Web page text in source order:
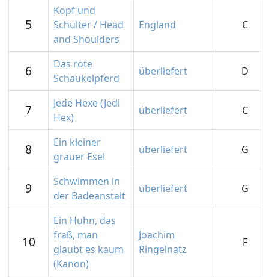
5
Kopf und
Schulter / Head
and Shoulders
England C
6
Das rote
Schaukelpferd
überliefert D
7
Jede Hexe (Jedi
Hex)
überliefert C
8
Ein kleiner
grauer Esel
überliefert G
9
Schwimmen in
der Badeanstalt
überliefert G
10
Ein Huhn, das
fraß, man
glaubt es kaum
(Kanon)
Joachim
Ringelnatz
F